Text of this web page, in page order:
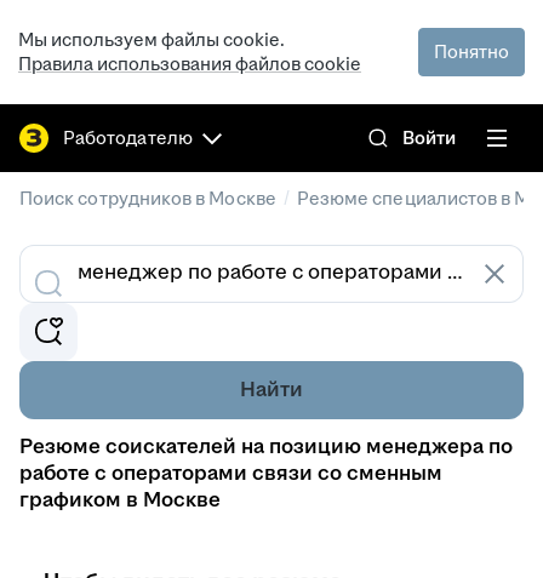
Мы используем файлы cookie.
Правила использования файлов cookie
Понятно
Работодателю Войти
Поиск сотрудников в Москве / Резюме специалистов в
Найти
Резюме соискателей на позицию менеджера по
работе с операторами связи со сменным
графиком в Москве